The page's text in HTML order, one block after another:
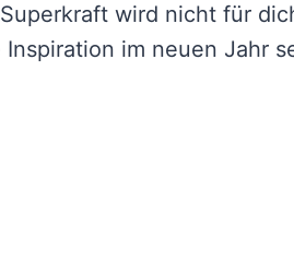
wird nicht für
Inspiration im neuen Jahr